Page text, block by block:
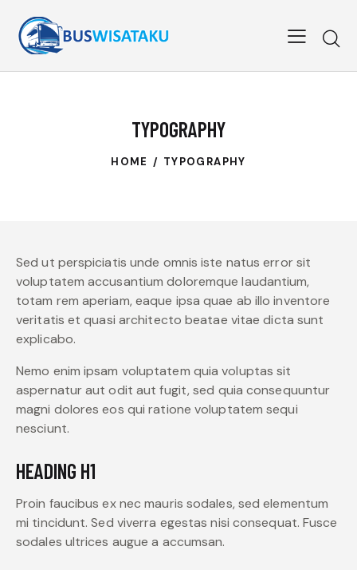
TYPOGRAPHY
HOME TYPOGRAPHY
Sed ut perspiciatis unde omnis iste natus error sit
voluptatem accusantium doloremque laudantium,
totam rem aperiam, eaque ipsa quae ab illo inventore
veritatis et quasi architecto beatae vitae dicta sunt
explicabo.
Nemo enim ipsam voluptatem quia voluptas sit
aspernatur aut odit aut fugit, sed quia consequuntur
magni dolores eos qui ratione voluptatem sequi
nesciunt.
HEADING H1
Proin faucibus ex nec mauris sodales, sed elementum
mi tincidunt. Sed viverra egestas nisi consequat. Fusce
sodales ultrices augue a accumsan.